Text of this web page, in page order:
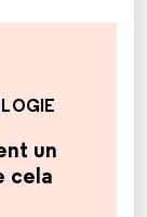
un
cela